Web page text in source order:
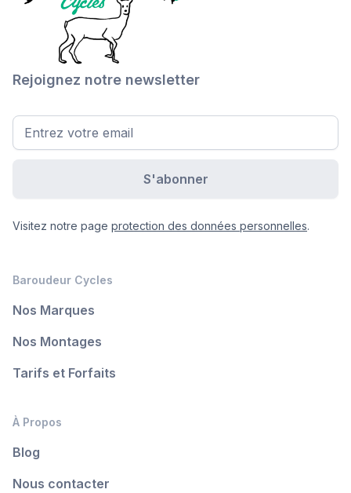
Rejoignez notre newsletter
Visitez notre page protection des données personnelles.
Baroudeur Cycles
Nos Marques
Nos Montages
Tarifs et Forfaits
À Propos
Blog
Nous contacter